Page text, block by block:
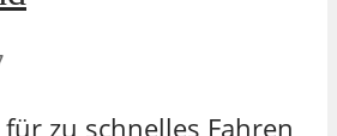
zu schnelles Fahren